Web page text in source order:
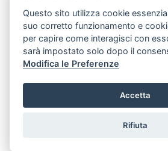
Questo sito utilizza cookie
suo corretto funzionamento e
per capire come interagisci con
sarà impostato solo dopo il
Modifica le Preferenze
Accetta
Rifiuta